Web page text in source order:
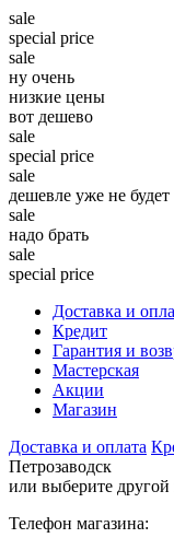
sale
special price
sale
ну очень
низкие цены
вот дешево
sale
special price
sale
дешевле уже не будет
sale
надо брать
sale
special price
Доставка и
Кредит
Гарантия и
Мастерская
Акции
Магазин
Доставка и оплата
Петрозаводск
или выберите другой
Телефон магазина: